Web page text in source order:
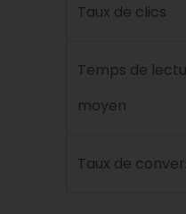
Taux de clics
Temps de
moyen
Taux de